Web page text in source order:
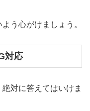
う心がけましょう。
対応
対に答えてはいけま